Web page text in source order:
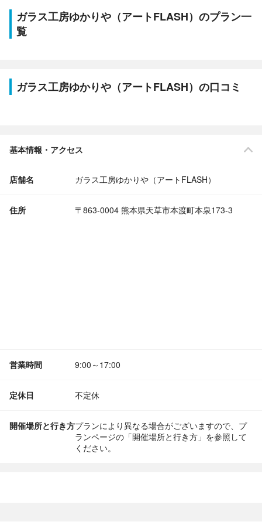
ガラス工房ゆかりや（アートFLASH）のプラン一
覧
ガラス工房ゆかりや（アートFLASH）の口コミ
基本情報・アクセス
店舗名 ガラス工房ゆかりや（アートFLASH）
住所 〒863-0004 熊本県天草市本渡町本泉173-3
営業時間 9:00～17:00
定休日 不定休
開催場所と行き方プランにより異なる場合がございますので、プ
ランページの「開催場所と行き方」を参照して
ください。